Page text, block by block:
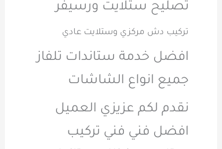
تصليح ستلايت ورسيفر
تركيب دش مركزي وستلايت عادي
افضل خدمة ستاندات تلفاز
جميع انواع الشاشات
نقدم لكم عزيزي العميل
افضل فني فني تركيب